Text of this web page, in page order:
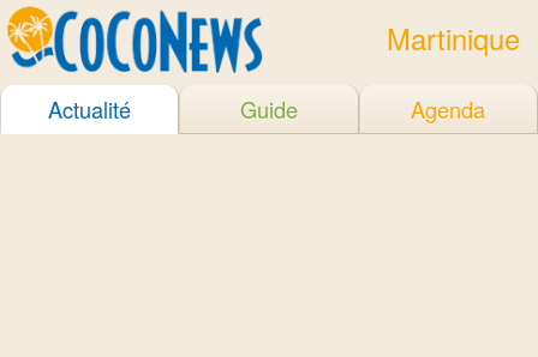
Martinique
Actualité Guide Agenda